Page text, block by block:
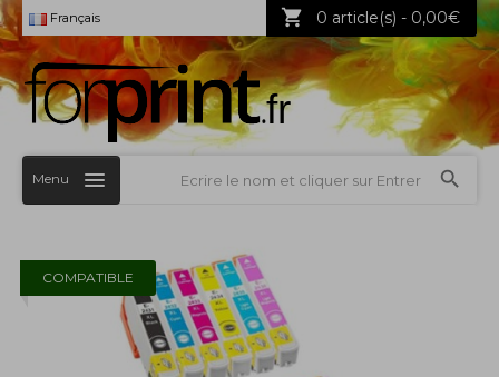
Français 0 article(s) - 0,00€
Menu
COMPATIBLE